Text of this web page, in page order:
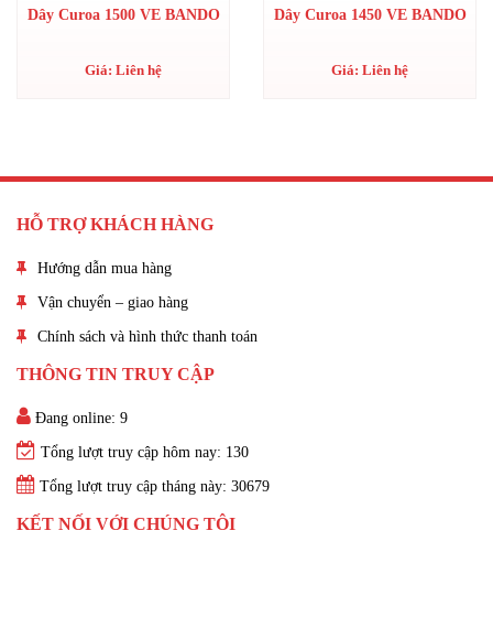
Dây Curoa 1500 VE BANDO
Giá: Liên hệ
Dây Curoa 1450 VE BANDO
Giá: Liên hệ
HỖ TRỢ KHÁCH HÀNG
Hướng dẫn mua hàng
Vận chuyển – giao hàng
Chính sách và hình thức thanh toán
THÔNG TIN TRUY CẬP
Đang online: 9
Tổng lượt truy cập hôm nay: 130
Tổng lượt truy cập tháng này: 30679
KẾT NỐI VỚI CHÚNG TÔI